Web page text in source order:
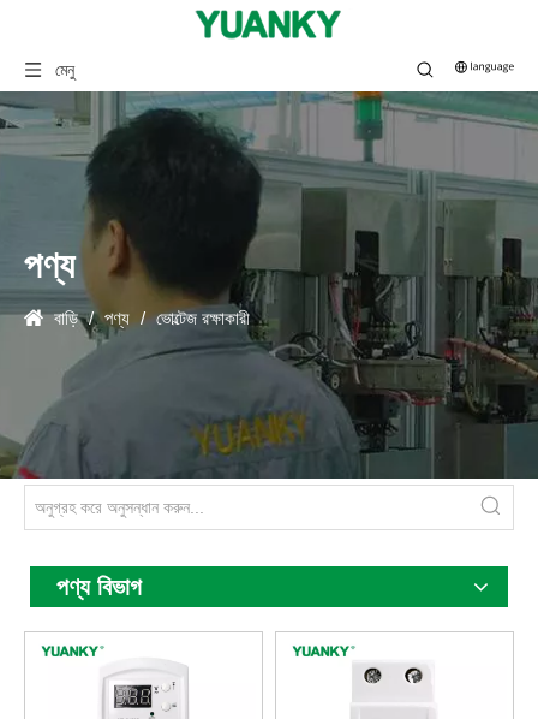
মেনু
পণ্য
বাড়ি / পণ্য / ভোল্টেজ রক্ষাকারী
পণ্য বিভাগ